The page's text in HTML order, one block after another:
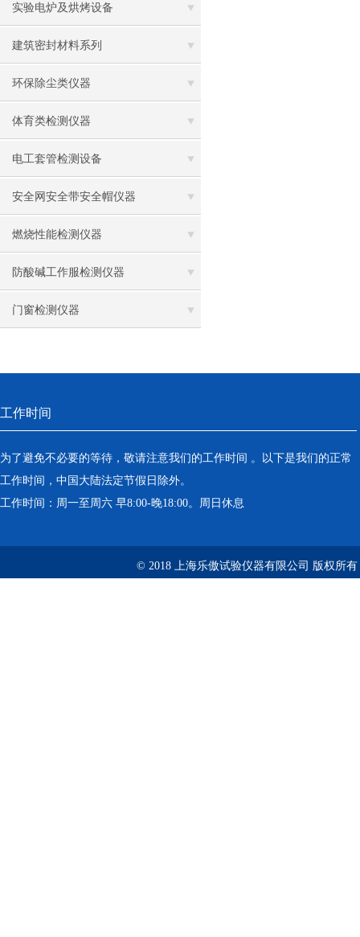
实验电炉及烘烤设备
建筑密封材料系列
环保除尘类仪器
体育类检测仪器
电工套管检测设备
安全网安全带安全帽仪器
燃烧性能检测仪器
防酸碱工作服检测仪器
门窗检测仪器
工作时间
为了避免不必要的等待，敬请注意我们的工作时间 。以下是我们的正常
工作时间，中国大陆法定节假日除外。
工作时间：周一至周六 早8:00-晚18:00。周日休息
© 2018 上海乐傲试验仪器有限公司 版权所